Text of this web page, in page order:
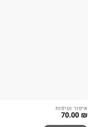
איפור וטיפוח
70.00 ₪